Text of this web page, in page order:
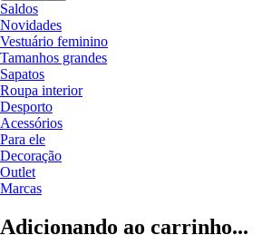
Saldos
Novidades
Vestuário feminino
Tamanhos grandes
Sapatos
Roupa interior
Desporto
Acessórios
Para ele
Decoração
Outlet
Marcas
Adicionando ao carrinho...